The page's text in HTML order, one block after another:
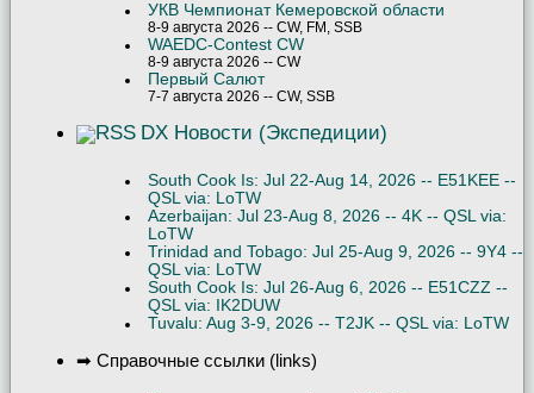
УКВ Чемпионат Кемеровской области
8-9 августа 2026 -- CW, FM, SSB
WAEDC-Contest CW
8-9 августа 2026 -- CW
Первый Салют
7-7 августа 2026 -- CW, SSB
DX Новости (Экспедиции)
South Cook Is: Jul 22-Aug 14, 2026 -- E51KEE --
QSL via: LoTW
Azerbaijan: Jul 23-Aug 8, 2026 -- 4K -- QSL via:
LoTW
Trinidad and Tobago: Jul 25-Aug 9, 2026 -- 9Y4 --
QSL via: LoTW
South Cook Is: Jul 26-Aug 6, 2026 -- E51CZZ --
QSL via: IK2DUW
Tuvalu: Aug 3-9, 2026 -- T2JK -- QSL via: LoTW
➡ Справочные ссылки (links)